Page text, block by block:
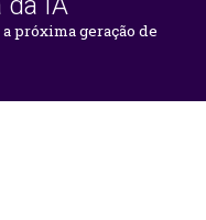
próxima geração de